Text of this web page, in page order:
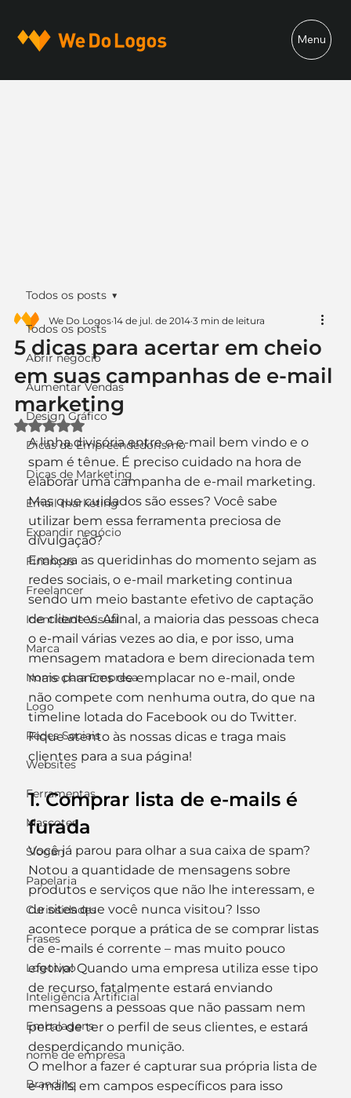
Menu
Todos os posts
Abrir negócio
Aumentar Vendas
Design Gráfico
Dicas de Empreendedorismo
Dicas de Marketing
Email marketing
Expandir negócio
Finanças
Freelancer
Identidade Visual
Marca
Nome para Empresa
Logo
Redes Sociais
Websites
Ferramentas
Mascotes
Slogan
Papelaria
Curiosidades
Frases
Logotipo
Inteligência Artificial
Embalagens
nome de empresa
Branding
Todos os posts
5 dicas para acertar em cheio
em suas campanhas de e-mail
marketing
We Do Logos 14 de jul. de 2014 3 min de leitura
Avaliado com NaN de 5 estrelas.
A linha divisória entre o e-mail bem vindo e o
spam é tênue. É preciso cuidado na hora de
elaborar uma campanha de e-mail marketing.
Mas que cuidados são esses? Você sabe
utilizar bem essa ferramenta preciosa de
divulgação?
Embora as queridinhas do momento sejam as
redes sociais, o e-mail marketing continua
sendo um meio bastante efetivo de captação
de clientes. Afinal, a maioria das pessoas checa
o e-mail várias vezes ao dia, e por isso, uma
mensagem matadora e bem direcionada tem
mais chances de emplacar no e-mail, onde
não compete com nenhuma outra, do que na
timeline lotada do Facebook ou do Twitter.
Fique atento às nossas dicas e traga mais
clientes para a sua página!
1. Comprar lista de e-mails é
furada
Você já parou para olhar a sua caixa de spam?
Notou a quantidade de mensagens sobre
produtos e serviços que não lhe interessam, e
de sites que você nunca visitou? Isso
acontece porque a prática de se comprar listas
de e-mails é corrente – mas muito pouco
efetiva! Quando uma empresa utiliza esse tipo
de recurso, fatalmente estará enviando
mensagens a pessoas que não passam nem
perto de ter o perfil de seus clientes, e estará
desperdiçando munição.
O melhor a fazer é capturar sua própria lista de
e-mails, em campos específicos para isso